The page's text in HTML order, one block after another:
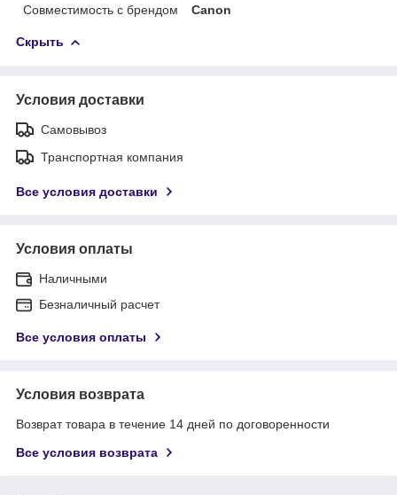
Совместимость с брендом
Canon
Скрыть
Условия доставки
Самовывоз
Транспортная компания
Все условия доставки
Условия оплаты
Наличными
Безналичный расчет
Все условия оплаты
Условия возврата
Возврат товара в течение 14 дней по договоренности
Все условия возврата